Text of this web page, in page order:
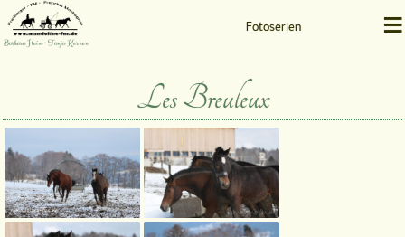
Barbara Heim • Tanja Kernen
Fotoserien ≡
Les Breuleux